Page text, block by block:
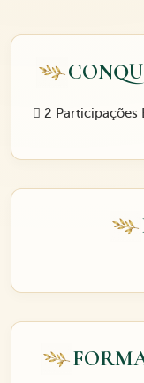
2 Participações